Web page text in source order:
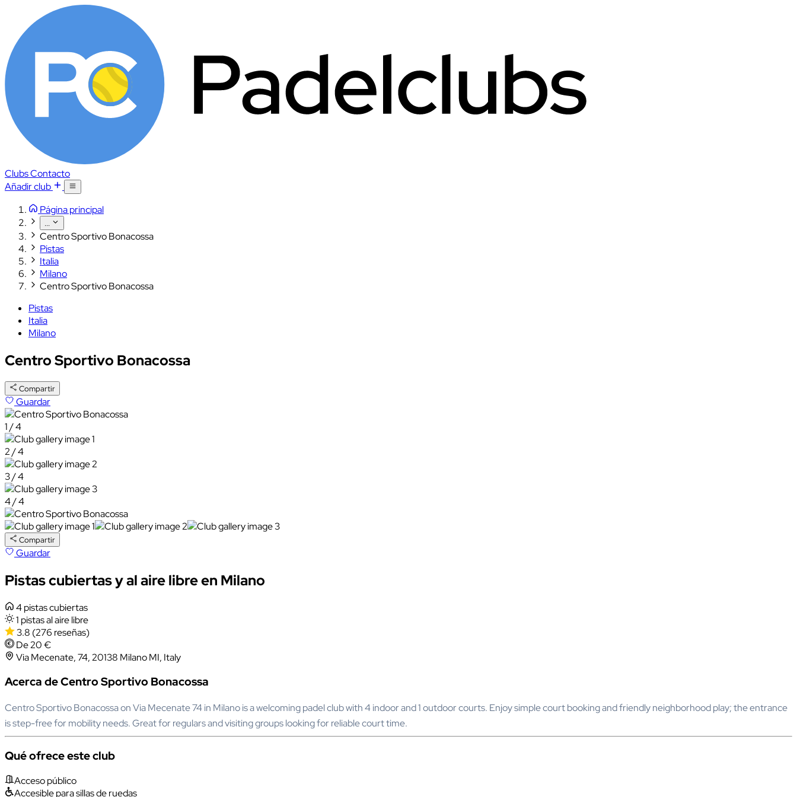
ClubsContacto
Añadir club
Página principal
...
Centro Sportivo Bonacossa
Pistas
Italia
Milano
Centro Sportivo Bonacossa
Pistas
Italia
Milano
Centro Sportivo Bonacossa
Compartir
Guardar
1 / 4
2 / 4
3 / 4
4 / 4
Compartir
Guardar
Pistas cubiertas y al aire libre en Milano
4 pistas cubiertas
1 pistas al aire libre
3.8 (276 reseñas)
De 20 €
Via Mecenate, 74, 20138 Milano MI, Italy
Acerca de Centro Sportivo Bonacossa
Centro Sportivo Bonacossa on Via Mecenate 74 in Milano is a welcoming padel club with 4 indoor and 1 outdoor courts. Enjoy simple court booking and friendly neighborhood play; the entrance
is step-free for mobility needs. Great for regulars and visiting groups looking for reliable court time.
Qué ofrece este club
Acceso público
Accesible para sillas de ruedas